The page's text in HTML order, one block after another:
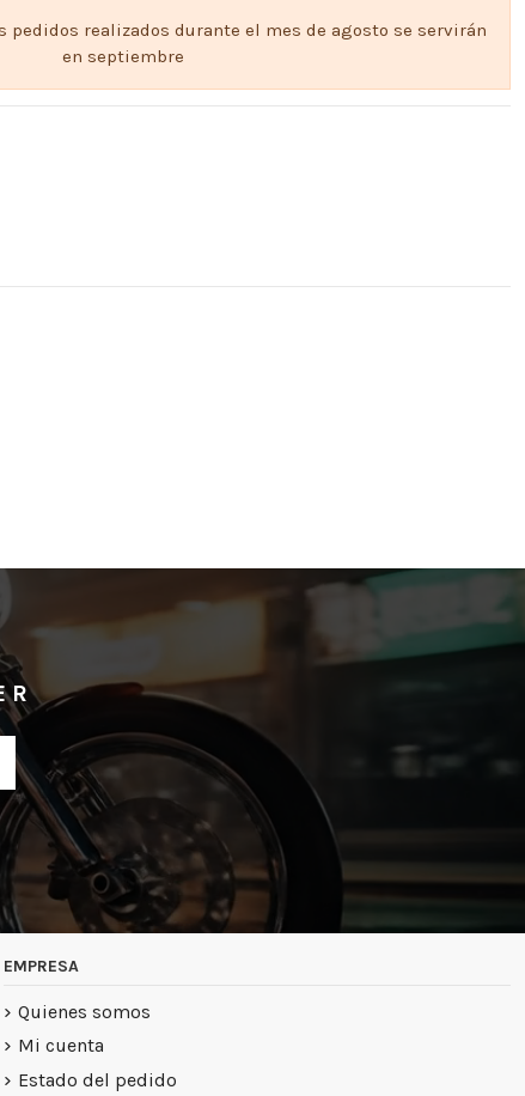
pedidos realizados durante el mes de agosto se servirán
en septiembre
EMPRESA
Quienes somos
Mi cuenta
Estado del pedido